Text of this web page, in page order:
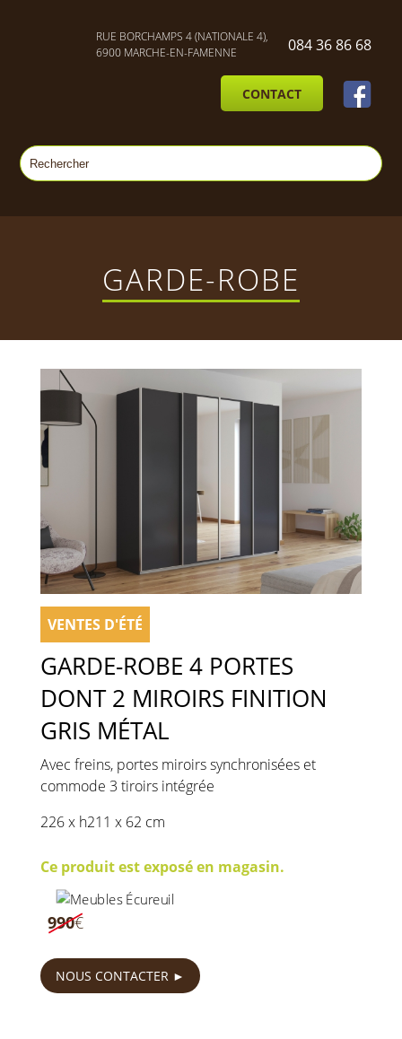
RUE BORCHAMPS 4 (NATIONALE 4),
6900 MARCHE-EN-FAMENNE
084 36 86 68
CONTACT
GARDE-ROBE
VENTES D'ÉTÉ
GARDE-ROBE 4 PORTES
DONT 2 MIROIRS FINITION
GRIS MÉTAL
Avec freins, portes miroirs synchronisées et
commode 3 tiroirs intégrée
226 x h211 x 62 cm
Ce produit est exposé en magasin.
990€790
NOUS CONTACTER